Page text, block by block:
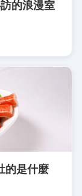
的浪漫室
的是什麼